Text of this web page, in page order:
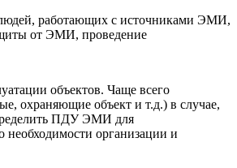
работающих с источниками ЭМИ,
от ЭМИ, проведение
объектов. Чаще всего
охраняющие объект и т.д.) в случае,
ПДУ ЭМИ для
организации и